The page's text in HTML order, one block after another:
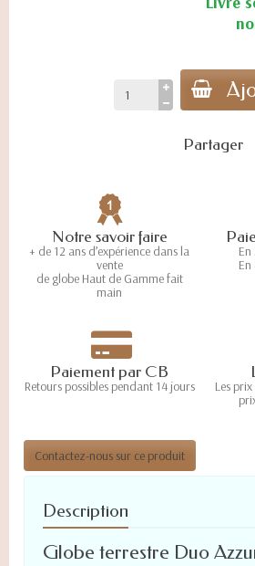
Partager
Notre savoir faire
+ de 12 ans d’expérience dans la
vente
de globe Haut de Gamme fait
main
Paiement par CB
Retours possibles pendant 14 jours
Les
Contactez-nous sur ce produit
Description
Globe terrestre Duo